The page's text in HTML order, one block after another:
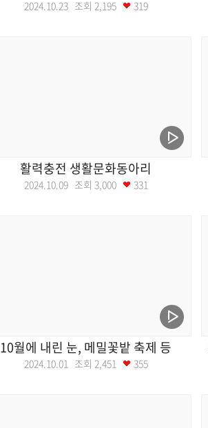
2024.10.23 조회 2,195 319
활력충전 생활문화동아리
2024.10.09 조회 3,000 331
10월에 내린 눈, 메밀꽃밭 축제 등
2024.10.01 조회 2,451 355